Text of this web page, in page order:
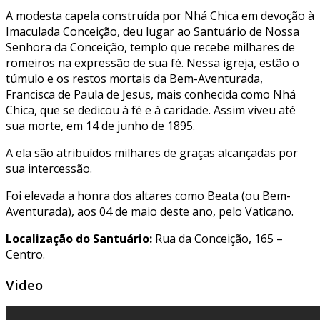
A modesta capela construída por Nhá Chica em devoção à
Imaculada Conceição, deu lugar ao Santuário de Nossa
Senhora da Conceição, templo que recebe milhares de
romeiros na expressão de sua fé. Nessa igreja, estão o
túmulo e os restos mortais da Bem-Aventurada,
Francisca de Paula de Jesus, mais conhecida como Nhá
Chica, que se dedicou à fé e à caridade. Assim viveu até
sua morte, em 14 de junho de 1895.
A ela são atribuídos milhares de graças alcançadas por
sua intercessão.
Foi elevada a honra dos altares como Beata (ou Bem-
Aventurada), aos 04 de maio deste ano, pelo Vaticano.
Localização do Santuário: Rua da Conceição, 165 –
Centro.
Video